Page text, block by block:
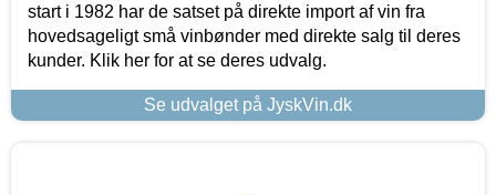
start i 1982 har de satset på direkte import af vin fra
hovedsageligt små vinbønder med direkte salg til deres
kunder. Klik her for at se deres udvalg.
Se udvalget på JyskVin.dk